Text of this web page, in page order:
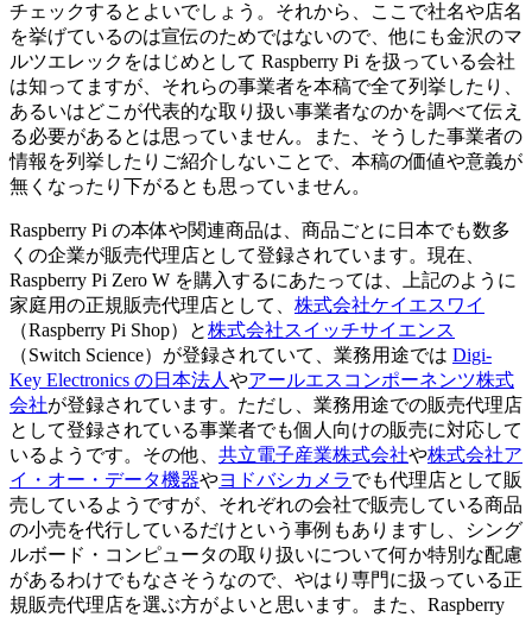
チェックするとよいでしょう。それから、ここで社名や店名
を挙げているのは宣伝のためではないので、他にも金沢のマ
ルツエレックをはじめとして Raspberry Pi を扱っている会社
は知ってますが、それらの事業者を本稿で全て列挙したり、
あるいはどこが代表的な取り扱い事業者なのかを調べて伝え
る必要があるとは思っていません。また、そうした事業者の
情報を列挙したりご紹介しないことで、本稿の価値や意義が
無くなったり下がるとも思っていません。
Raspberry Pi の本体や関連商品は、商品ごとに日本でも数多
くの企業が販売代理店として登録されています。現在、
Raspberry Pi Zero W を購入するにあたっては、上記のように
家庭用の正規販売代理店として、 株式会社ケイエスワイ
（Raspberry Pi Shop）と株式会社スイッチサイエンス
（Switch Science）が登録されていて、業務用途では Digi-
Key Electronics の日本法人やアールエスコンポーネンツ株式
会社が登録されています。ただし、業務用途での販売代理店
として登録されている事業者でも個人向けの販売に対応して
いるようです。その他、 共立電子産業株式会社や株式会社ア
イ・オー・データ機器やヨドバシカメラでも代理店として販
売しているようですが、それぞれの会社で販売している商品
の小売を代行しているだけという事例もありますし、シング
ルボード・コンピュータの取り扱いについて何か特別な配慮
があるわけでもなさそうなので、やはり専門に扱っている正
規販売代理店を選ぶ方がよいと思います。また、Raspberry